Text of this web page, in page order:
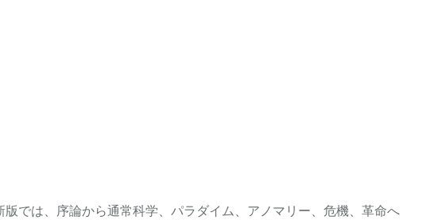
では、序論から通常科学、パラダイム、アノマリー、危機、革命へ